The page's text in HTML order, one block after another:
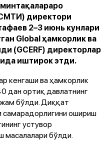
директори
2–3 июнь кунлари
Global ҳамкорлик ва
(GCERF) директорлар
иштирок этди.
кенгаши ва ҳамкорлик
дан ортиқ давлатнинг
бўлди. Диққат
ошириш
устувор
масалалари бўлди.